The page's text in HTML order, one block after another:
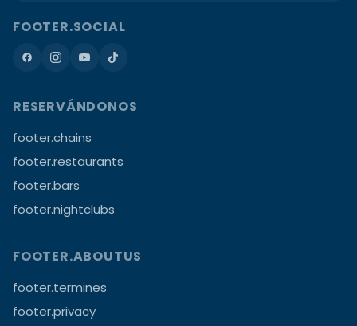
FOOTER.SOCIAL
RESERVÁNDONOS
footer.chains
footer.restaurants
footer.bars
footer.nightclubs
FOOTER.ABOUTUS
footer.termines
footer.privacy